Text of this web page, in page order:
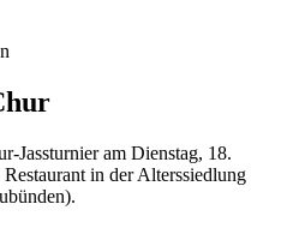
Jassturnier am Dienstag, 18.
in der Alterssiedlung